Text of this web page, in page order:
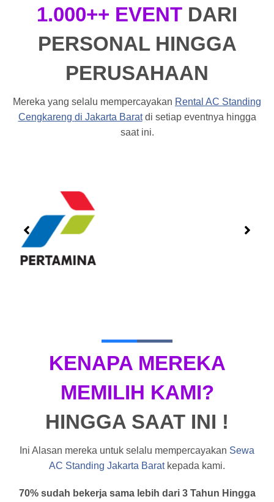
1.000++ EVENT DARI
PERSONAL HINGGA
PERUSAHAAN
Mereka yang selalu mempercayakan Rental AC Standing
Cengkareng di Jakarta Baratdi setiap eventnya hingga
saat ini.
KENAPA MEREKA
MEMILIH KAMI?
HINGGA SAAT INI !
Ini Alasan mereka untuk selalu mempercayakan Sewa
AC Standing Jakarta Baratkepada kami.
70% sudah bekerja sama lebih dari 3 Tahun Hingga